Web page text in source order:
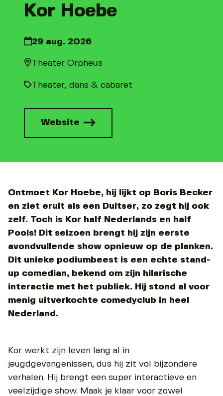
Kor Hoebe
29 aug. 2026
Theater Orpheus
Theater, dans & cabaret
Website
Ontmoet Kor Hoebe, hij lijkt op Boris Becker
en ziet eruit als een Duitser, zo zegt hij ook
zelf. Toch is Kor half Nederlands en half
Pools! Dit seizoen brengt hij zijn eerste
avondvullende show opnieuw op de planken.
Dit unieke podiumbeest is een echte stand-
up comedian, bekend om zijn hilarische
interactie met het publiek. Hij stond al voor
menig uitverkochte comedyclub in heel
Nederland.
Kor werkt zijn leven lang al in
jeugdgevangenissen, dus hij zit vol bijzondere
verhalen. Hij brengt een super interactieve en
veelzijdige show. Maak je klaar voor zowel